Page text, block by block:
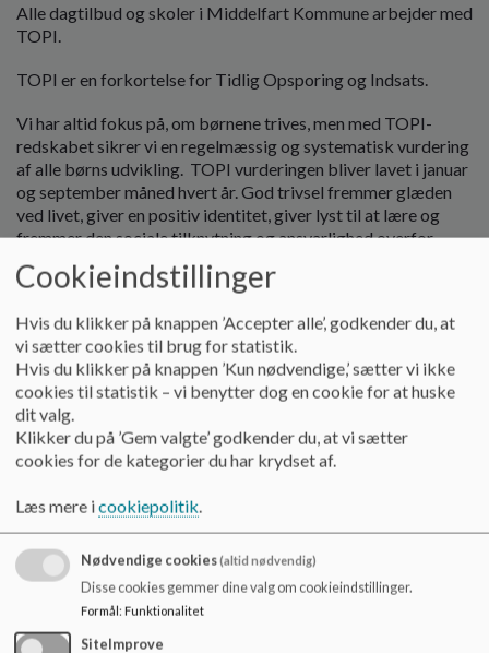
e
Alle dagtilbud og skoler i Middelfart Kommune arbejder med
TOPI.
TOPI er en forkortelse for Tidlig Opsporing og Indsats.
Vi har altid fokus på, om børnene trives, men med TOPI-
redskabet sikrer vi en regelmæssig og systematisk vurdering
af alle børns udvikling. TOPI vurderingen bliver lavet i januar
og september måned hvert år. God trivsel fremmer glæden
ved livet, giver en positiv identitet, giver lyst til at lære og
fremmer den sociale tilknytning og ansvarlighed overfor
andre.
vurdering blandt de pædagoger, der er omkring det enkelte
barn i hverdagen.
Grøn position– Barnet trives.
Gul position – Der er tegn og signaler på, at barnets trivsel
ikke er i balance. Her er der behov for at undersøge, om vi
justeringer i barnets hverdag - både hjemme og i
dagtilbuddet. Som forældre vil I blive inddraget i et aktivt
samarbejde. Ind imellem kan der være behov for at udvide
samarbejdet med andre fagpersoner omkring sproglig
udvikling, motorisk/fysisk udvikling eller andet.
Rød position– Barnet er i en udsat position og barnets
Cookieindstillinger
Hvis du klikker på knappen ’Accepter alle’, godkender du, at
vi sætter cookies til brug for statistik.
Hvis du klikker på knappen ’Kun nødvendige,’ sætter vi ikke
cookies til statistik – vi benytter dog en cookie for at huske
dit valg.
Klikker du på ’Gem valgte’ godkender du, at vi sætter
cookies for de kategorier du har krydset af.
Læs mere icookiepolitik.
Nødvendige cookies(altid nødvendig)
Disse cookies gemmer dine valg om cookieindstillinger.
Formål: Funktionalitet
SiteImprove